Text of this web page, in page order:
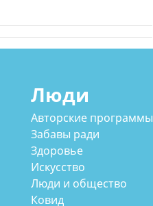
Люди
Авторские программы
Забавы ради
Здоровье
Искусство
Люди и общество
Ковид